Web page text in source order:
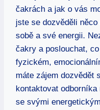
čakrách a jak o vás
jste se dozvěděli
sobě a své energii.
čakry a poslouchat,
fyzickém,
máte zájem dozvědět
kontaktovat
se svými